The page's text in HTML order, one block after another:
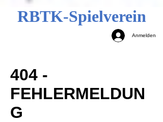
RBTK-Spielverein
Anmelden
404 -
FEHLERMELDUN
G